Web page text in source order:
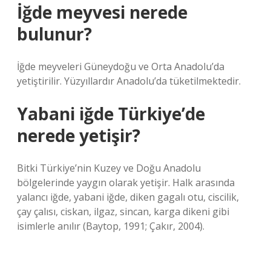
İğde meyvesi nerede
bulunur?
İğde meyveleri Güneydoğu ve Orta Anadolu’da
yetiştirilir. Yüzyıllardır Anadolu’da tüketilmektedir.
Yabani iğde Türkiye’de
nerede yetişir?
Bitki Türkiye’nin Kuzey ve Doğu Anadolu
bölgelerinde yaygın olarak yetişir. Halk arasında
yalancı iğde, yabani iğde, diken gagalı otu, ciscilik,
çay çalısı, ciskan, ilgaz, sincan, karga dikeni gibi
isimlerle anılır (Baytop, 1991; Çakır, 2004).